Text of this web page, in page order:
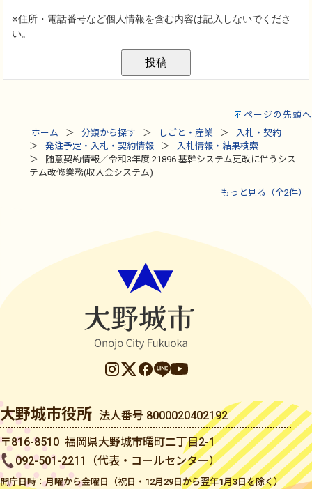
ページの先頭へ
ホーム
分類から探す しごと・産業
入札・契約
発注予定・入札・契約情報
入札情報・結果検索
随意契約情報／令和3年度 21896 基幹システム更改に伴うシス
テム改修業務(収入金システム)
もっと見る（全2件）
大野城市役所 法人番号 8000020402192
〒816-8510 福岡県大野城市曙町二丁目2-1
092-501-2211（代表・コールセンター）
開庁日時：月曜から金曜日（祝日・12月29日から翌年1月3日を除く）